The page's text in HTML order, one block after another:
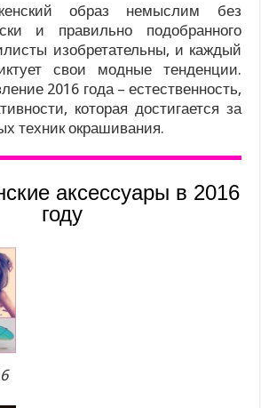
образ немыслим без
и правильно подобранного
изобретательны, и каждый
свои модные тенденции.
2016 года – естественность,
которая достигается за
техник окрашивания.
аксессуары в 2016
году